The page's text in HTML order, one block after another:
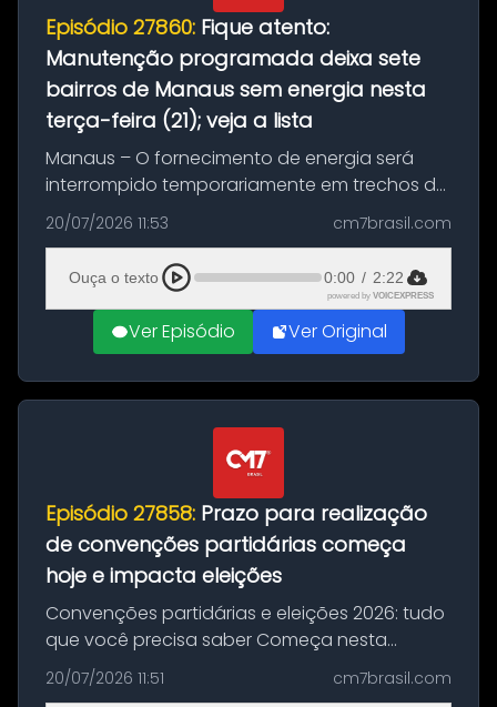
Episódio 27860: Fique atento:
Manutenção programada deixa sete
bairros de Manaus sem energia nesta
terça-feira (21); veja a lista
Manaus – O fornecimento de energia será
interrompido temporariamente em trechos de
sete bairros de Manaus nesta terça-feira (21).
A suspensão programada ocorrerá para a
execução de serviços de manuten...
20/07/2026 11:53 cm7brasil.com
Ouça o texto 0:00 / 2:22
powered by VOICEXPRESS
Ver Episódio Ver Original
Episódio 27858: Prazo para realização
de convenções partidárias começa
hoje e impacta eleições
Convenções partidárias e eleições 2026: tudo
que você precisa saber Começa nesta
segunda-feira e vai até 5 de agosto o prazo
para que partidos políticos e federações
20/07/2026 11:51 cm7brasil.com